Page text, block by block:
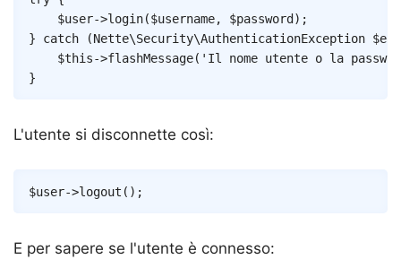
$user->login($username, $password) ;
}
catch (Nette\Security\AuthenticationException $e
$this->flashMessage( 'Il nome utente o la
}
L'utente si disconnette così:
$user->logout ( ) ;
E per sapere se l'utente è connesso: